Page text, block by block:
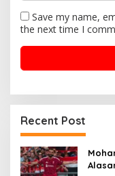
Save my name,
the next time I
Recent Post